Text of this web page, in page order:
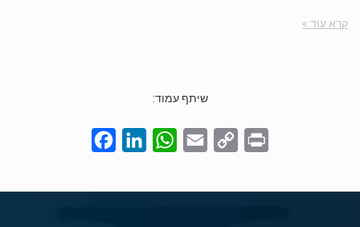
קרא עוד »
שיתף עמוד:
Print
Copy
Email
WhatsApp
LinkedIn